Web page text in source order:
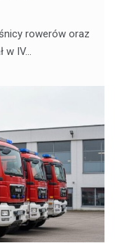
rowerów oraz
w IV…